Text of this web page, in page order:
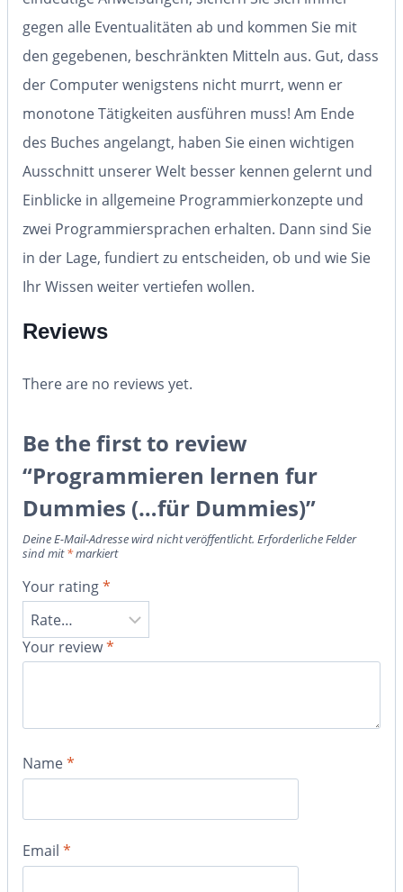
gegen alle Eventualitäten ab und kommen Sie mit
den gegebenen, beschränkten Mitteln aus. Gut, dass
der Computer wenigstens nicht murrt, wenn er
monotone Tätigkeiten ausführen muss! Am Ende
des Buches angelangt, haben Sie einen wichtigen
Ausschnitt unserer Welt besser kennen gelernt und
Einblicke in allgemeine Programmierkonzepte und
zwei Programmiersprachen erhalten. Dann sind Sie
in der Lage, fundiert zu entscheiden, ob und wie Sie
Ihr Wissen weiter vertiefen wollen.
Reviews
There are no reviews yet.
Be the first to review
“Programmieren lernen fur
Dummies (…für Dummies)”
Deine E-Mail-Adresse wird nicht veröffentlicht. Erforderliche Felder
sind mit*markiert
Your rating*
Your review*
Name*
Email *